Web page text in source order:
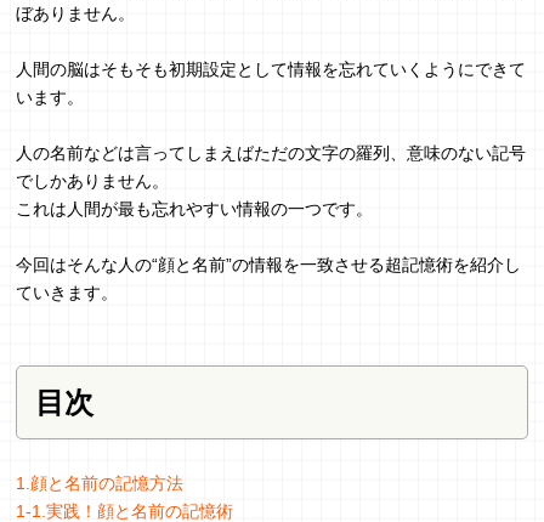
ぼありません。
人間の脳はそもそも初期設定として情報を忘れていくようにできて
います。
人の名前などは言ってしまえばただの文字の羅列、意味のない記号
でしかありません。
これは人間が最も忘れやすい情報の一つです。
今回はそんな人の“顔と名前”の情報を一致させる超記憶術を紹介し
ていきます。
目次
1.顔と名前の記憶方法
1-1.実践！顔と名前の記憶術